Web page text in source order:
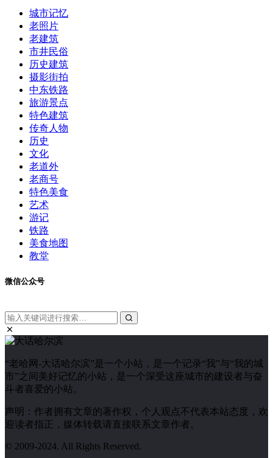
城市记忆
老照片
老建筑
市井民俗
历史建筑
摄影街拍
中东铁路
旅游景点
特色建筑
传奇人物
历史
文化
老道外
老商号
特色美食
艺术
游记
铁路
美食地图
教堂
微信公众号
“老哈网-大话哈尔滨”是一个小站，是一个记录“我”与“我的城
市”之间美好记忆的小站，是一个深受这座城市的建设者与奋
斗者喜爱的小站。
声明：作者拥有文章的著作权，个人观点不代表本站态度，欢
迎读者指正，媒体转载请直接联系文章作者。
© 2009-2024. All Rights Reserved.